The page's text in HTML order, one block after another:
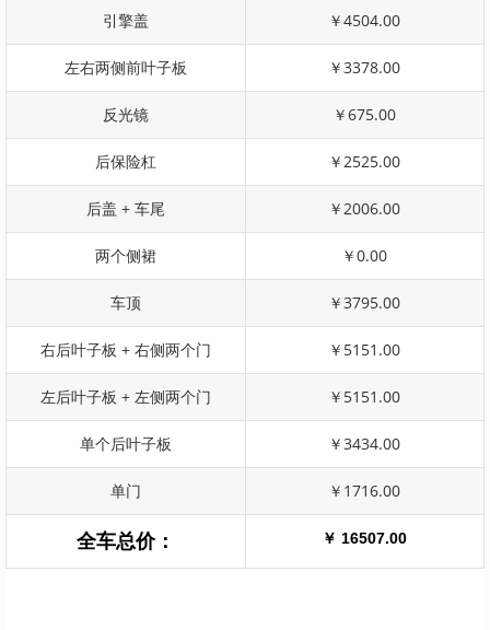
引擎盖 ￥4504.00
左右两侧前叶子板 ￥3378.00
反光镜 ￥675.00
后保险杠 ￥2525.00
后盖 + 车尾 ￥2006.00
两个侧裙 ￥0.00
车顶 ￥3795.00
右后叶子板 + 右侧两个门 ￥5151.00
左后叶子板 + 左侧两个门 ￥5151.00
单个后叶子板 ￥3434.00
单门 ￥1716.00
全车总价： ￥ 16507.00